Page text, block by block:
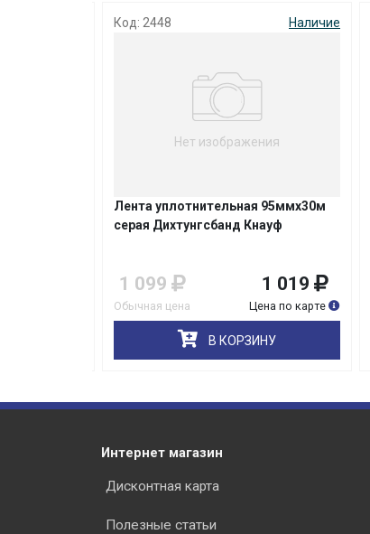
Код: 2448 Наличие
Нет изображения
Лента уплотнительная 95ммх30м
серая Дихтунгсбанд Кнауф
1 099
Обычная цена
1 019
Цена по карте
В КОРЗИНУ
Интернет магазин
Дисконтная карта
Полезные статьи